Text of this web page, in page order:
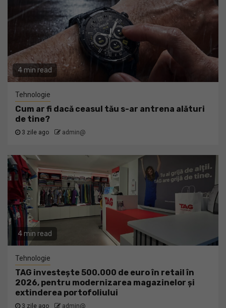
4 min read
Tehnologie
Cum ar fi dacă ceasul tău s-ar antrena alături
de tine?
3 zile ago admin@
4 min read
Tehnologie
TAG investește 500.000 de euro în retail în
2026, pentru modernizarea magazinelor și
extinderea portofoliului
3 zile ago admin@